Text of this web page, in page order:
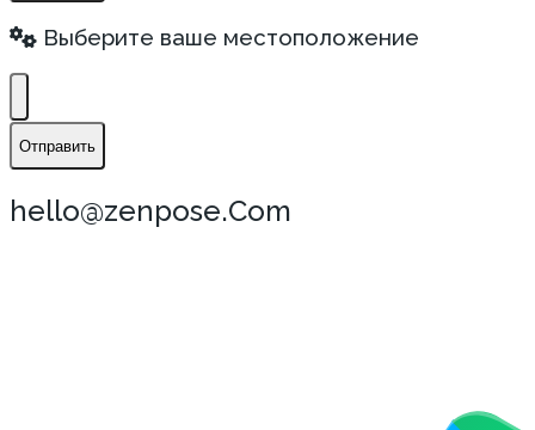
Выберите ваше местоположение
Отправить
hello@zenpose.Com